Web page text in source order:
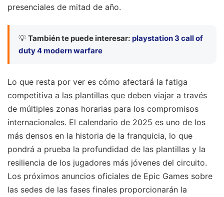
presenciales de mitad de año.
💡 También te puede interesar: playstation 3 call of
duty 4 modern warfare
Lo que resta por ver es cómo afectará la fatiga
competitiva a las plantillas que deben viajar a través
de múltiples zonas horarias para los compromisos
internacionales. El calendario de 2025 es uno de los
más densos en la historia de la franquicia, lo que
pondrá a prueba la profundidad de las plantillas y la
resiliencia de los jugadores más jóvenes del circuito.
Los próximos anuncios oficiales de Epic Games sobre
las sedes de las fases finales proporcionarán la